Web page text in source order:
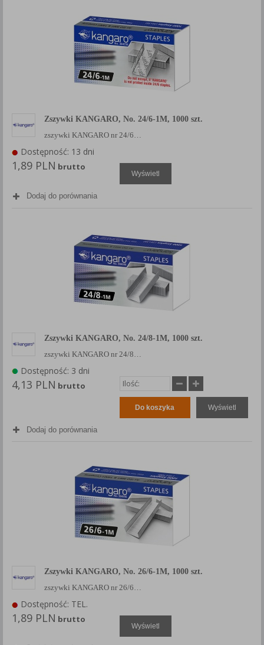
Zszywki KANGARO, No. 24/6-1M, 1000 szt.
zszywki KANGARO nr 24/6…
Dostępność: 13 dni
1,89 PLN brutto
Wyświetl
Dodaj do porównania
Zszywki KANGARO, No. 24/8-1M, 1000 szt.
zszywki KANGARO nr 24/8…
Dostępność: 3 dni
4,13 PLN brutto
Do koszyka Wyświetl
Dodaj do porównania
Zszywki KANGARO, No. 26/6-1M, 1000 szt.
zszywki KANGARO nr 26/6…
Dostępność: TEL.
1,89 PLN brutto
Wyświetl